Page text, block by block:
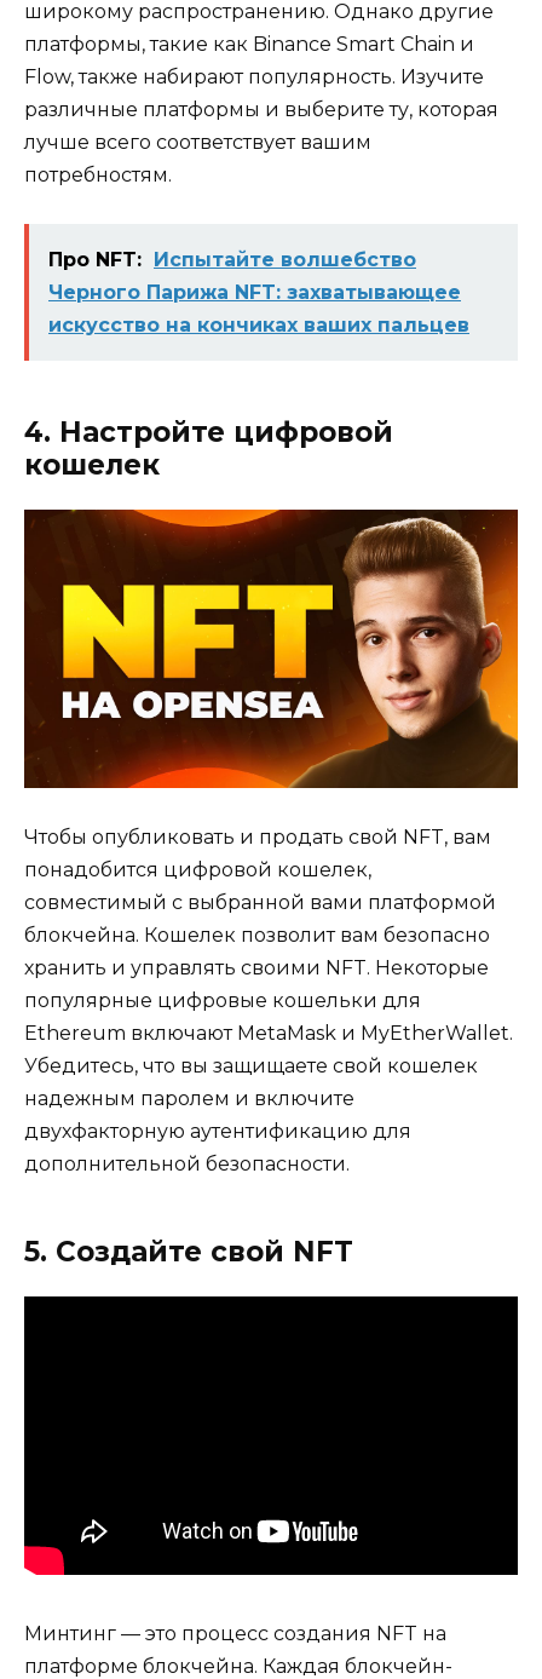
широкому распространению. Однако другие
платформы, такие как Binance Smart Chain и
Flow, также набирают популярность. Изучите
различные платформы и выберите ту, которая
лучше всего соответствует вашим
потребностям.
Про NFT: Испытайте волшебство
Черного Парижа NFT: захватывающее
искусство на кончиках ваших пальцев
4. Настройте цифровой
кошелек
Чтобы опубликовать и продать свой NFT, вам
понадобится цифровой кошелек,
совместимый с выбранной вами платформой
блокчейна. Кошелек позволит вам безопасно
хранить и управлять своими NFT. Некоторые
популярные цифровые кошельки для
Ethereum включают MetaMask и MyEtherWallet.
Убедитесь, что вы защищаете свой кошелек
надежным паролем и включите
двухфакторную аутентификацию для
дополнительной безопасности.
5. Создайте свой NFT
Минтинг — это процесс создания NFT на
платформе блокчейна. Каждая блокчейн-